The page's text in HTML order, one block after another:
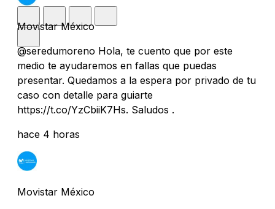
Movistar México
@seredumoreno Hola, te cuento que por este
medio te ayudaremos en fallas que puedas
presentar. Quedamos a la espera por privado de tu
caso con detalle para guiarte
https://t.co/YzCbiiK7Hs. Saludos .
hace 4 horas
Movistar México